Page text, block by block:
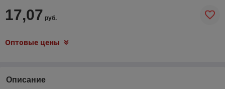
17,07 руб.
Оптовые цены
Описание